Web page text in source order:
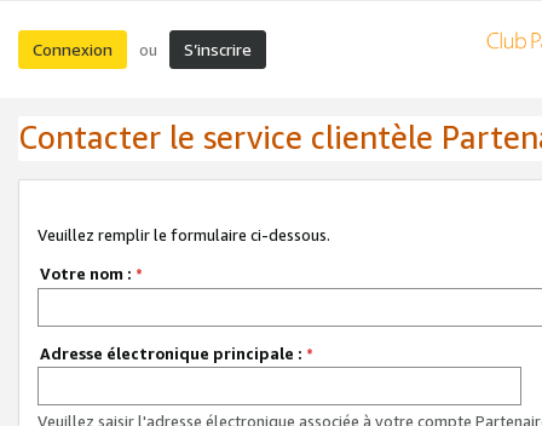
Connexion ou S’inscrire
Contacter le service clientèle
Veuillez remplir le formulaire ci-dessous.
Votre nom : *
Adresse électronique principale : *
Veuillez saisir l'adresse électronique associée à votre compte